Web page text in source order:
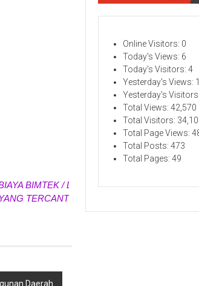
BIMTEK / DIKLAT / PELATIHAN
TERCANTUM SEWAKTU-WAKTU DAPAT
Daerah
Online Visitors: 0
Today's Views: 6
Today's Visitors: 4
Yesterday's Views:
Yesterday's Visitors:
Total Views: 42,570
Total Visitors:
Total Page Views:
Total Posts: 473
Total Pages: 49